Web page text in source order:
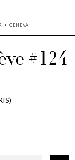
• GENEVA
#124